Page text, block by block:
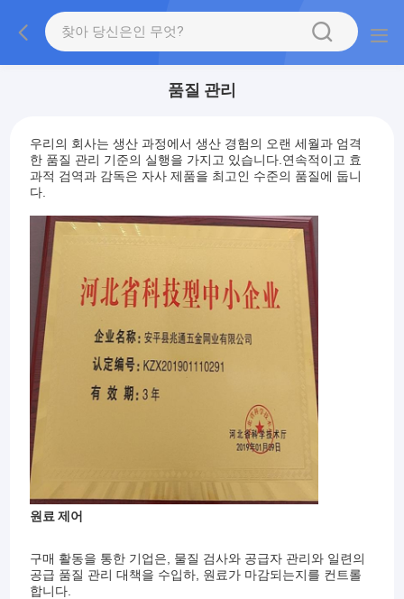
품질 관리
우리의 회사는 생산 과정에서 생산 경험의 오랜 세월과 엄격
한 품질 관리 기준의 실행을 가지고 있습니다.연속적이고 효
과적 검역과 감독은 자사 제품을 최고인 수준의 품질에 둡니
다.
원료 제어
구매 활동을 통한 기업은, 물질 검사와 공급자 관리와 일련의
공급 품질 관리 대책을 수입하, 원료가 마감되는지를 컨트롤
합니다.